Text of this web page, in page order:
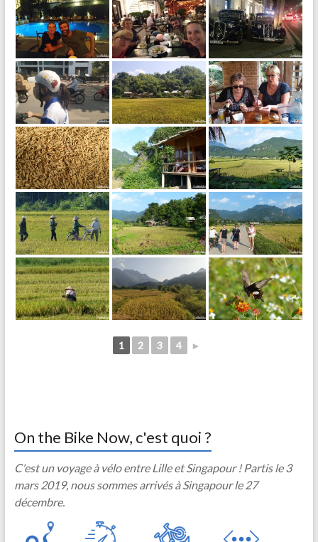
1 2 3 4 ►
On the Bike Now, c'est quoi ?
C'est un voyage à vélo entre Lille et Singapour ! Partis le 3
mars 2019, nous sommes arrivés à Singapour le 27
décembre.